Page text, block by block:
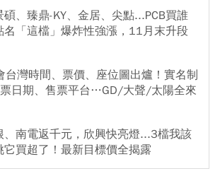
、臻鼎-KY、金居、尖點...PCB買誰
名「這檔」爆炸性強漲，11月末升段
台灣時間、票價、座位圖出爐！實名制
日期、售票平台…GD/大聲/太陽全來
、南電返千元，欣興快亮燈...3檔我該
它買超了！最新目標價全揭露